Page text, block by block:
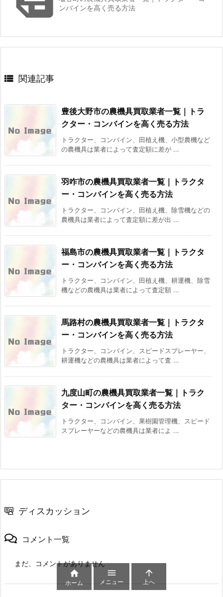
ンバインを高く売る方法
 関連記事
豊後大野市の農機具買取業者一覧｜トラ
クター・コンバインを高く売る方法
トラクター、コンバイン、田植え機、小型農機など
の農機具は業者によって査定額に差が ...
羽咋市の農機具買取業者一覧｜トラクタ
ー・コンバインを高く売る方法
トラクター、コンバイン、田植え機、除雪機などの
農機具は業者によって査定額に差が出 ...
福島市の農機具買取業者一覧｜トラクタ
ー・コンバインを高く売る方法
トラクター、コンバイン、田植え機、耕運機、除雪
機などの農機具は業者によって査定額 ...
馬路村の農機具買取業者一覧｜トラクタ
ー・コンバインを高く売る方法
トラクター、コンバイン、スピードスプレーヤー、
耕運機などの農機具は業者によって査 ...
九度山町の農機具買取業者一覧｜トラク
ター・コンバインを高く売る方法
トラクター、コンバイン、果樹園管理機、スピード
スプレーヤーなどの農機具は業者によ ...
ディスカッション
コメント一覧
まだ、コメントがありません

ホーム

メニュー

上へ